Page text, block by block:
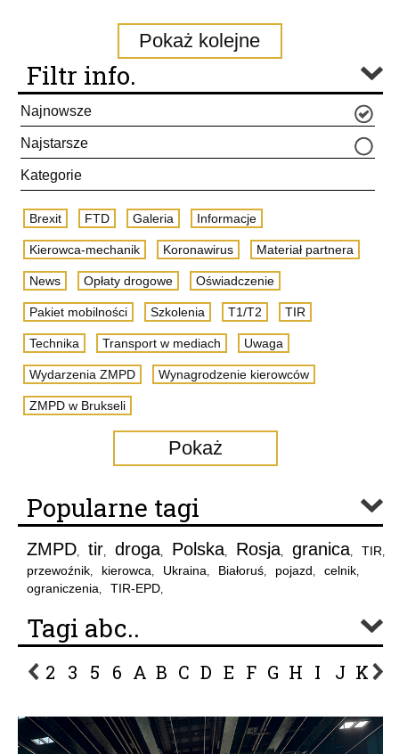
Pokaż kolejne
Filtr info.
Najnowsze
Najstarsze
Kategorie
Brexit FTD Galeria Informacje
Kierowca-mechanik Koronawirus Materiał partnera
News Opłaty drogowe Oświadczenie
Pakiet mobilności Szkolenia T1/T2 TIR
Technika Transport w mediach Uwaga
Wydarzenia ZMPD Wynagrodzenie kierowców
ZMPD w Brukseli
Pokaż
Popularne tagi
ZMPD, tir, droga, Polska, Rosja, granica, TIR,
przewoźnik, kierowca, Ukraina, Białoruś, pojazd, celnik,
ograniczenia, TIR-EPD,
Tagi abc..
2 3 5 6 A B C D E F G H I J K L